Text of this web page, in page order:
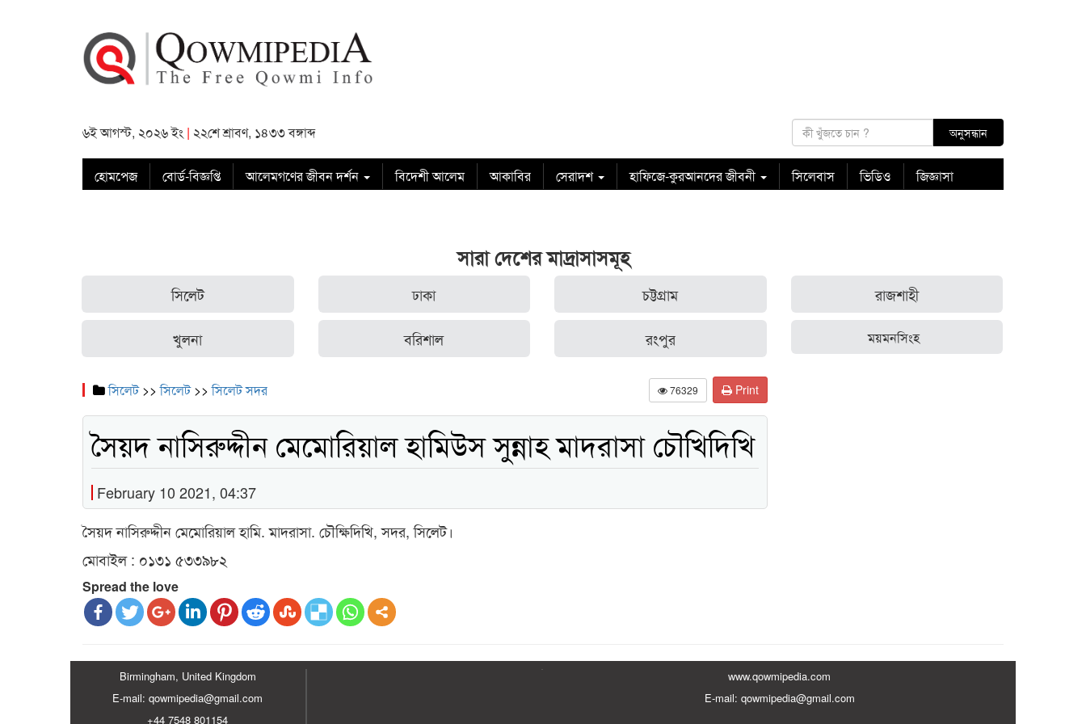
৬ই আগস্ট, ২০২৬ ইং | ২২শে শ্রাবণ, ১৪৩৩ বঙ্গাব্দ
হোমপেজ বোর্ড-বিজ্ঞপ্তি আলেমগণের জীবন দর্শন বিদেশী আলেম আকাবির সেরাদশ হাফিজে-কুরআনদের জীবনী সিলেবাস ভিডিও জিজ্ঞাসা
সারা দেশের মাদ্রাসাসমূহ
সিলেট ঢাকা চট্টগ্রাম রাজশাহী
খুলনা বরিশাল রংপুর ময়মনসিংহ
সিলেট>>সিলেট>>সিলেট সদর 76329 Print
সৈয়দ নাসিরুদ্দীন মেমোরিয়াল হামিউস সুন্নাহ মাদরাসা চৌখিদিখি
February 10 2021, 04:37
সৈয়দ নাসিরুদ্দীন মেমোরিয়াল হামি. মাদরাসা. চৌক্ষিদিখি, সদর, সিলেট।
মোবাইল : ০১৩১ ৫৩৩৯৮২
Spread the love
Birmingham, United Kingdom
E-mail: qowmipedia@gmail.com
+44 7548 801154
www.qowmipedia.com
E-mail: qowmipedia@gmail.com